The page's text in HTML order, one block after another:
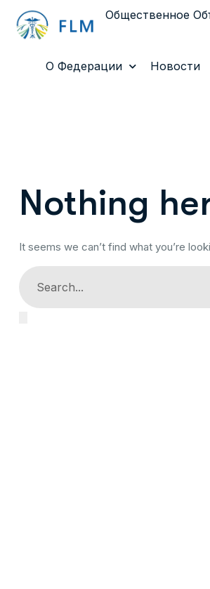
Общественное
О Федерации Новости
Nothing
It seems we can’t find what you’re